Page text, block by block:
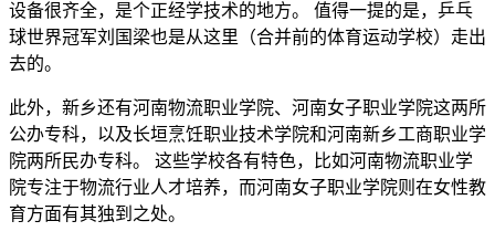
设备很齐全，是个正经学技术的地方。 值得一提的是，乒乓
球世界冠军刘国梁也是从这里（合并前的体育运动学校）走出
去的。
此外，新乡还有河南物流职业学院、河南女子职业学院这两所
公办专科，以及长垣烹饪职业技术学院和河南新乡工商职业学
院两所民办专科。 这些学校各有特色，比如河南物流职业学
院专注于物流行业人才培养，而河南女子职业学院则在女性教
育方面有其独到之处。